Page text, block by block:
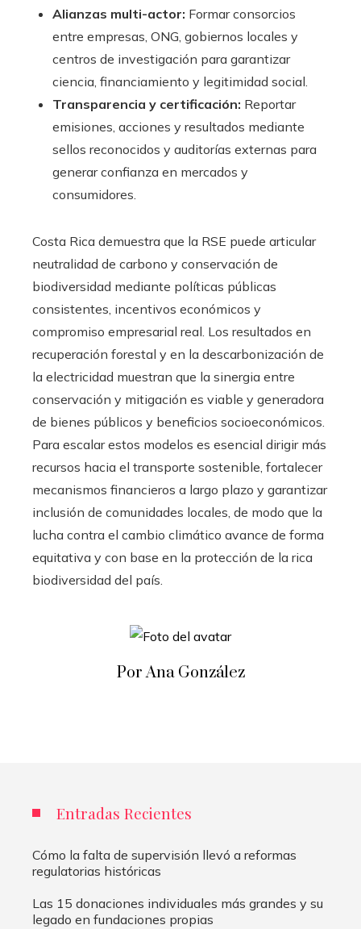
Alianzas multi-actor: Formar consorcios
entre empresas, ONG, gobiernos locales y
centros de investigación para garantizar
ciencia, financiamiento y legitimidad social.
Transparencia y certificación: Reportar
emisiones, acciones y resultados mediante
sellos reconocidos y auditorías externas para
generar confianza en mercados y
consumidores.
Costa Rica demuestra que la RSE puede articular
neutralidad de carbono y conservación de
biodiversidad mediante políticas públicas
consistentes, incentivos económicos y
compromiso empresarial real. Los resultados en
recuperación forestal y en la descarbonización de
la electricidad muestran que la sinergia entre
conservación y mitigación es viable y generadora
de bienes públicos y beneficios socioeconómicos.
Para escalar estos modelos es esencial dirigir más
recursos hacia el transporte sostenible, fortalecer
mecanismos financieros a largo plazo y garantizar
inclusión de comunidades locales, de modo que la
lucha contra el cambio climático avance de forma
equitativa y con base en la protección de la rica
biodiversidad del país.
Por Ana González
Entradas Recientes
Cómo la falta de supervisión llevó a reformas
regulatorias históricas
Las 15 donaciones individuales más grandes y su
legado en fundaciones propias